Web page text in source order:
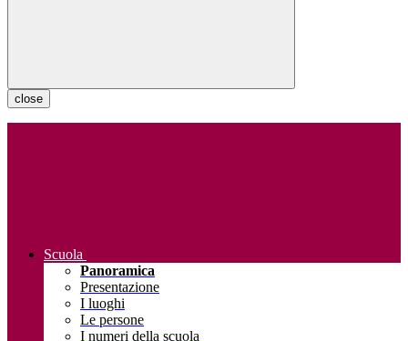
close
Scuola
Panoramica
Presentazione
I luoghi
Le persone
I numeri della scuola